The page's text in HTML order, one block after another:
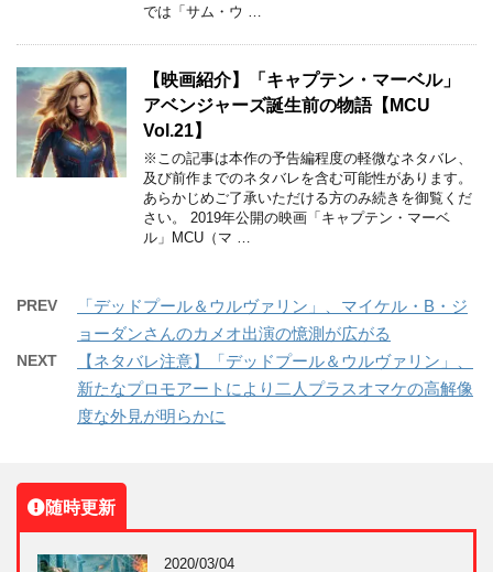
では「サム・ウ …
【映画紹介】「キャプテン・マーベル」
アベンジャーズ誕生前の物語【MCU
Vol.21】
※この記事は本作の予告編程度の軽微なネタバレ、
及び前作までのネタバレを含む可能性があります。
あらかじめご了承いただける方のみ続きを御覧くだ
さい。 2019年公開の映画「キャプテン・マーベ
ル」MCU（マ …
PREV
「デッドプール＆ウルヴァリン」、マイケル・B・ジ
ョーダンさんのカメオ出演の憶測が広がる
NEXT
【ネタバレ注意】「デッドプール＆ウルヴァリン」、
新たなプロモアートにより二人プラスオマケの高解像
度な外見が明らかに
随時更新
2020/03/04